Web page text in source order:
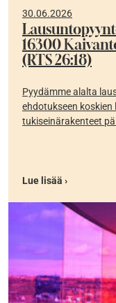
30.06.2026
16300
(RTS 26:18)
Pyydämme alalta
ehdotukseen
tukiseinärakenteet
Lue lisää ›